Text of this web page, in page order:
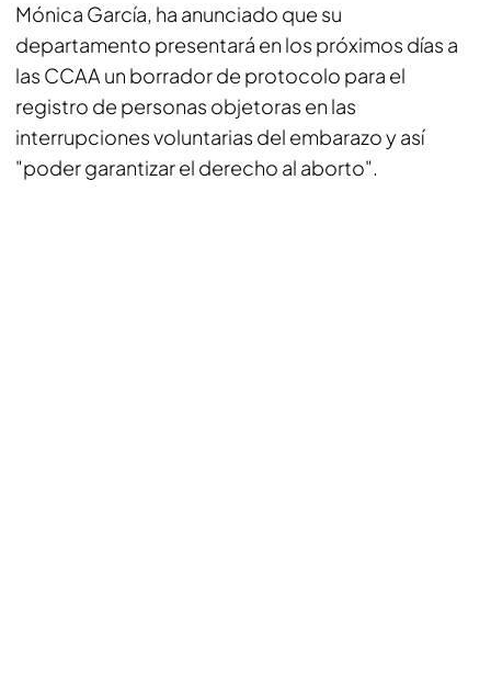
Mónica García, ha anunciado que su
departamento presentará en los próximos días a
las CCAA un borrador de protocolo para el
registro de personas objetoras en las
interrupciones voluntarias del embarazo y así
"poder garantizar el derecho al aborto".